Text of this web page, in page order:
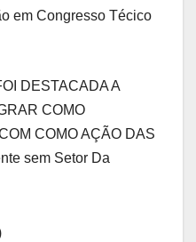
em Congresso Técico
DESTACADA A
COMO
COMO AÇÃO DAS
sem Setor Da